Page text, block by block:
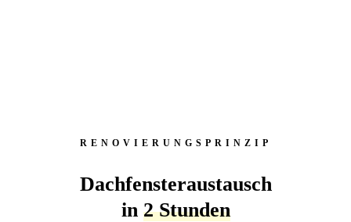
RENOVIERUNGSPRINZIP
Dachfensteraustausch
in 2 Stunden